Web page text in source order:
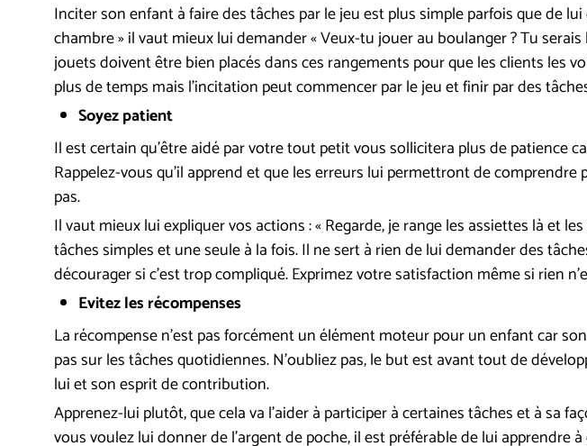
Inciter son enfant à faire des tâches par le jeu est plus simple parfois que de
chambre » il vaut mieux lui demander « Veux-tu jouer au boulanger ? Tu
jouets doivent être bien placés dans ces rangements pour que les clients les
plus de temps mais l’incitation peut commencer par le jeu et finir par des
Soyez patient
Il est certain qu’être aidé par votre tout petit vous sollicitera plus de patience
Rappelez-vous qu’il apprend et que les erreurs lui permettront de
pas.
Il vaut mieux lui expliquer vos actions : « Regarde, je range les assiettes là et
tâches simples et une seule à la fois. Il ne sert à rien de lui demander des
décourager si c’est trop compliqué. Exprimez votre satisfaction même si rien
Evitez les récompenses
La récompense n’est pas forcément un élément moteur pour un enfant car
pas sur les tâches quotidiennes. N’oubliez pas, le but est avant tout de
lui et son esprit de contribution.
Apprenez-lui plutôt, que cela va l’aider à participer à certaines tâches et à sa
vous voulez lui donner de l’argent de poche, il est préférable de lui apprendre